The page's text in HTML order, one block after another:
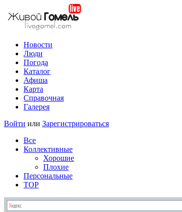
Новости
Люди
Погода
Каталог
Афиша
Карта
Справочная
Галерея
Войти или Зарегистрироваться
Все
Коллективные
Хорошие
Плохие
Персональные
TOP